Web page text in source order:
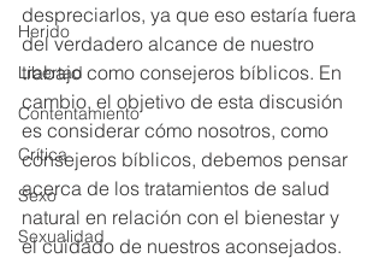
Herido
Libertad
Contentamiento
Crítica
Sexo
Sexualidad
despreciarlos, ya que eso estaría fuera
del verdadero alcance de nuestro
trabajo como consejeros bíblicos. En
cambio, el objetivo de esta discusión
es considerar cómo nosotros, como
consejeros bíblicos, debemos pensar
acerca de los tratamientos de salud
natural en relación con el bienestar y
el cuidado de nuestros aconsejados.